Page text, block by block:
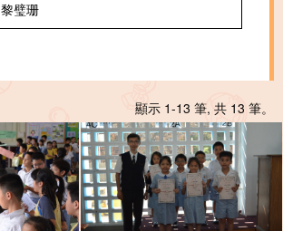
黎璧珊
顯示 1-13 筆, 共 13 筆。